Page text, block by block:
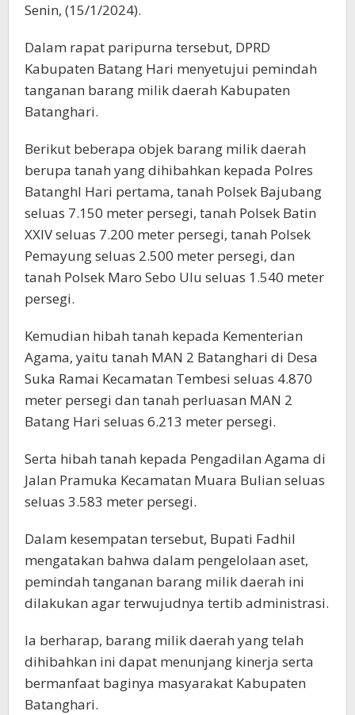
Senin, (15/1/2024).
Dalam rapat paripurna tersebut, DPRD
Kabupaten Batang Hari menyetujui pemindah
tanganan barang milik daerah Kabupaten
Batanghari.
Berikut beberapa objek barang milik daerah
berupa tanah yang dihibahkan kepada Polres
Batanghl Hari pertama, tanah Polsek Bajubang
seluas 7.150 meter persegi, tanah Polsek Batin
XXIV seluas 7.200 meter persegi, tanah Polsek
Pemayung seluas 2.500 meter persegi, dan
tanah Polsek Maro Sebo Ulu seluas 1.540 meter
persegi.
Kemudian hibah tanah kepada Kementerian
Agama, yaitu tanah MAN 2 Batanghari di Desa
Suka Ramai Kecamatan Tembesi seluas 4.870
meter persegi dan tanah perluasan MAN 2
Batang Hari seluas 6.213 meter persegi.
Serta hibah tanah kepada Pengadilan Agama di
Jalan Pramuka Kecamatan Muara Bulian seluas
seluas 3.583 meter persegi.
Dalam kesempatan tersebut, Bupati Fadhil
mengatakan bahwa dalam pengelolaan aset,
pemindah tanganan barang milik daerah ini
dilakukan agar terwujudnya tertib administrasi.
Ia berharap, barang milik daerah yang telah
dihibahkan ini dapat menunjang kinerja serta
bermanfaat baginya masyarakat Kabupaten
Batanghari.